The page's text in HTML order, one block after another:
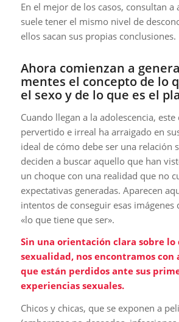
En el mejor de los casos, consultan a
suele tener el mismo nivel de
ellos sacan sus propias conclusiones.
Ahora comienzan a
mentes el concepto de lo
el sexo y de lo que es el
Cuando llegan a la adolescencia, este
pervertido e irreal ha arraigado en
ideal de cómo debe ser una relación
deciden a buscar aquello que han
un choque con una realidad que no
expectativas generadas. Aparecen
intentos de conseguir esas imágenes
«lo que tiene que ser».
Sin una orientación clara sobre lo
sexualidad, nos encontramos con
que están perdidos ante sus
experiencias sexuales.
Chicos y chicas, que se exponen a